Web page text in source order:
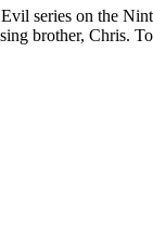
series on the
brother, Chris.